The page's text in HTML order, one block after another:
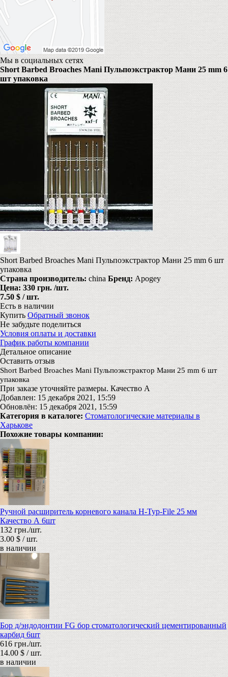
Мы в социальных сетях
Short Barbed Broaches Mani Пульпоэкстрактор Мани 25 mm 6
шт упаковка
Short Barbed Broaches Mani Пульпоэкстрактор Мани 25 mm 6 шт
упаковка
Страна производитель: china Бренд: Apogey
Цена: 330 грн. /шт.
7.50 $ / шт.
Есть в наличии
Купить Обратный звонок
Не забудьте поделиться
Условия оплаты и доставки
График работы компании
Детальное описание
Оставить отзыв
Short Barbed Broaches Mani Пульпоэкстрактор Мани 25 mm 6 шт
упаковка
При заказе уточняйте размеры. Качество А
Добавлен: 15 декабря 2021, 15:59
Обновлён: 15 декабря 2021, 15:59
Категория в каталоге: Стоматологические материалы в
Харькове
Похожие товары компании:
Ручной расширитель корневого канала Н-Typ-File 25 мм
Качество А 6шт
132 грн./шт.
3.00 $ / шт.
в наличии
Бор д/эндодонтии FG бор стоматологический цементированный
карбид 6шт
616 грн./шт.
14.00 $ / шт.
в наличии